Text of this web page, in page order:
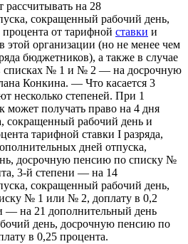
рассчитывать на 28
сокращенный рабочий день,
процента от тарифной ставки и
этой организации (но не менее чем
бюджетников), а также в случае
списках № 1 и № 2 — на досрочную
Конкина. — Что касается 3
несколько степеней. При 1
может получать право на 4 дня
сокращенный рабочий день и
тарифной ставки I разряда,
дней отпуска,
досрочную пенсию по списку №
3-й степени — на 14
сокращенный рабочий день,
№ 1 или № 2, доплату в 0,2
— на 21 дополнительный день
день, досрочную пенсию по
в 0,25 процента.